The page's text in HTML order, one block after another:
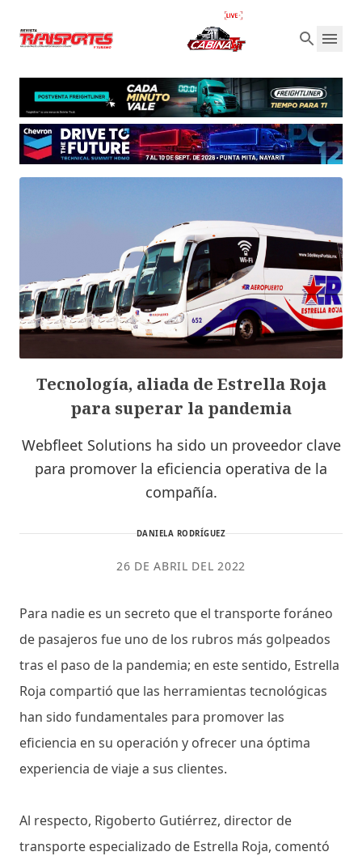
Tecnología, aliada de Estrella Roja
para superar la pandemia
Webfleet Solutions ha sido un proveedor clave
para promover la eficiencia operativa de la
compañía.
DANIELA RODRÍGUEZ
26 DE ABRIL DEL 2022
Para nadie es un secreto que el transporte foráneo
de pasajeros fue uno de los rubros más golpeados
tras el paso de la pandemia; en este sentido, Estrella
Roja compartió que las herramientas tecnológicas
han sido fundamentales para promover las
eficiencia en su operación y ofrecer una óptima
experiencia de viaje a sus clientes.
Al respecto, Rigoberto Gutiérrez, director de
transporte especializado de Estrella Roja, comentó